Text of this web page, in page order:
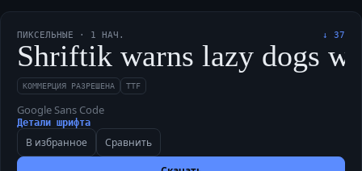
ПИКСЕЛЬНЫЕ · 1 НАЧ. ↓ 37
Shriftik warns lazy dogs
КОММЕРЦИЯ РАЗРЕШЕНА TTF
Google Sans Code
Детали шрифта
В избранное Сравнить